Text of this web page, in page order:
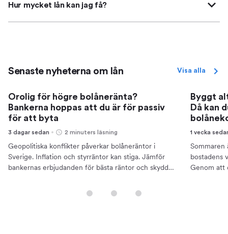
Hur mycket lån kan jag få?
Senaste nyheterna om lån Visa alla
Orolig för högre bolåneränta?
Bankerna hoppas att du är för passiv
för att byta
3 dagar sedan 2 minuters läsning
Geopolitiska konflikter påverkar bolåneräntor i
Sverige. Inflation och styrräntor kan stiga. Jämför
bankernas erbjudanden för bästa räntor och skydda
Byggt
Då kan
1 vecka
Sommaren
bostadens
Genom att